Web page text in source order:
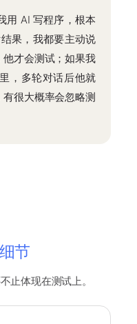
用 AI 写程序，根本
果，我都要主动说
他才会测试；如果我
里，多轮对话后他就
很大概率会忽略测
细节
止体现在测试上。